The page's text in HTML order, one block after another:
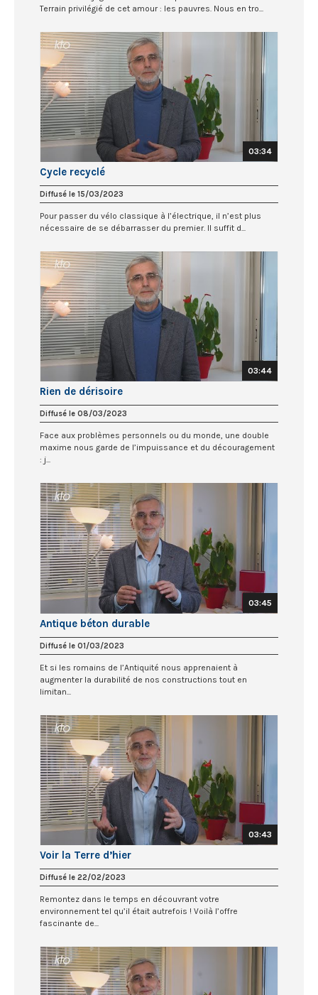
Terrain privilégié de cet amour : les pauvres. Nous en tro...
03:34
Cycle recyclé
Diffusé le 15/03/2023
Pour passer du vélo classique à l’électrique, il n’est plus
nécessaire de se débarrasser du premier. Il suffit d...
03:44
Rien de dérisoire
Diffusé le 08/03/2023
Face aux problèmes personnels ou du monde, une double
maxime nous garde de l’impuissance et du découragement
: j...
03:45
Antique béton durable
Diffusé le 01/03/2023
Et si les romains de l’Antiquité nous apprenaient à
augmenter la durabilité de nos constructions tout en
limitan...
03:43
Voir la Terre d’hier
Diffusé le 22/02/2023
Remontez dans le temps en découvrant votre
environnement tel qu’il était autrefois ! Voilà l’offre
fascinante de...